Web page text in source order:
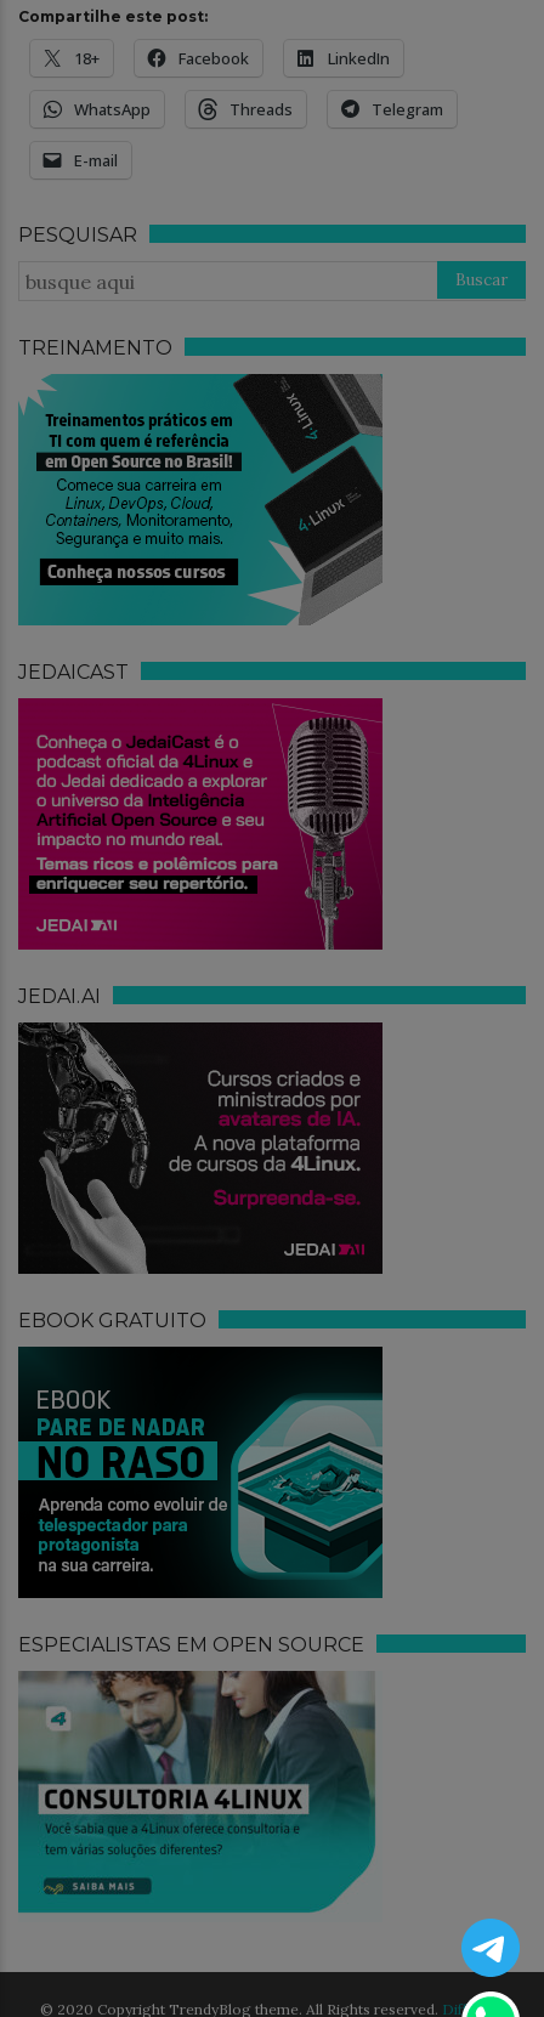
Compartilhe este post:
18+ Facebook LinkedIn
WhatsApp Threads Telegram
E-mail
PESQUISAR
TREINAMENTO
JEDAICAST
JEDAI.AI
EBOOK GRATUITO
ESPECIALISTAS EM OPEN SOURCE
© 2020 Copyright TrendyBlog theme. All Rights reserved. Different